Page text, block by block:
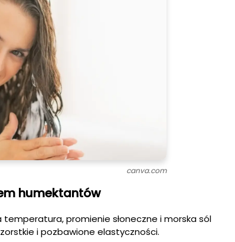
canva.com
humektantów
promienie słoneczne i morska sól
i pozbawione elastyczności.